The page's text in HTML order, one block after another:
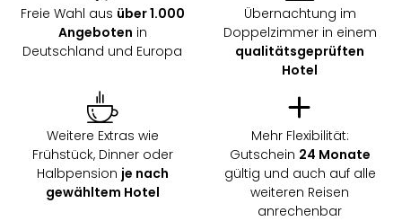
Freie Wahl aus über 1.000
Angeboten in
Deutschland und Europa
Übernachtung im
Doppelzimmer in einem
qualitätsgeprüften
Hotel
Weitere Extras wie
Frühstück, Dinner oder
Halbpension je nach
gewähltem Hotel
Mehr Flexibilität:
Gutschein 24 Monate
gültig und auch auf alle
weiteren Reisen
anrechenbar